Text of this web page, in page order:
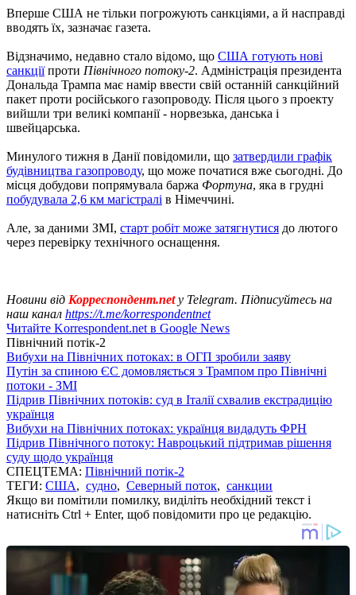
Вперше США не тільки погрожують санкціями, а й насправді
вводять їх, зазначає газета.
Відзначимо, недавно стало відомо, що США готують нові
санкціїпроти Північного потоку-2. Адміністрація президента
Дональда Трампа має намір ввести свій останній санкційний
пакет проти російського газопроводу. Після цього з проекту
вийшли три великі компанії - норвезька, данська і
швейцарська.
Минулого тижня в Данії повідомили, що затвердили графік
будівництва газопроводу, що може початися вже сьогодні. До
місця добудови попрямувала баржа Фортуна, яка в грудні
побудувала 2,6 км магістралі в Німеччині.
Але, за даними ЗМІ, старт робіт може затягнутися до лютого
через перевірку технічного оснащення.
Новини від Корреспондент.netу Telegram. Підписуйтесь на
наш канал https://t.me/korrespondentnet
Читайте Korrespondent.net в Google News
Північний потік-2
Вибухи на Північних потоках: в ОГП зробили заяву
Путін за спиною ЄС домовляється з Трампом про Північні
потоки - ЗМІ
Підрив Північних потоків: суд в Італії схвалив екстрадицію
українця
Вибухи на Північних потоках: українця видадуть ФРН
Підрив Північного потоку: Навроцький підтримав рішення
суду щодо українця
СПЕЦТЕМА: Північний потік-2
ТЕГИ: США, судно, Северный поток, санкции
Якщо ви помітили помилку, виділіть необхідний текст і
натисніть Ctrl + Enter, щоб повідомити про це редакцію.